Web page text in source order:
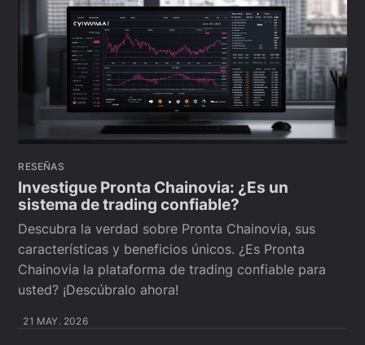
RESEÑAS
Investigue Pronta Chainovia: ¿Es un
sistema de trading confiable?
Descubra la verdad sobre Pronta Chainovia, sus
características y beneficios únicos. ¿Es Pronta
Chainovia la plataforma de trading confiable para
usted? ¡Descúbralo ahora!
21 MAY. 2026